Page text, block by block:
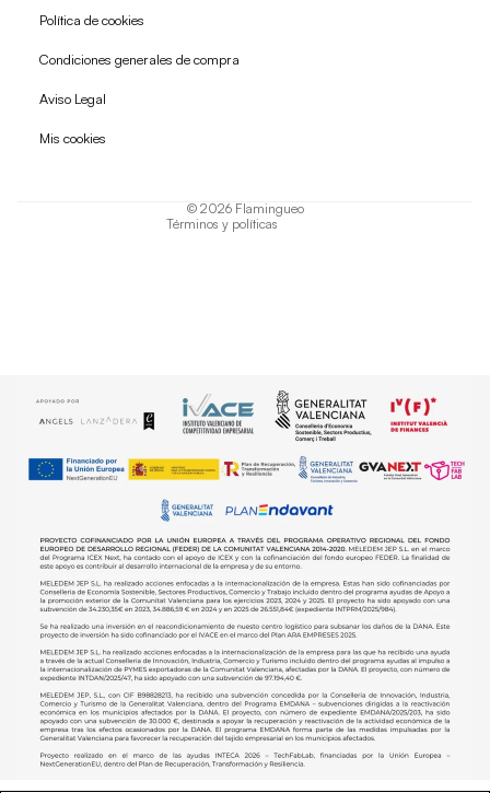
Política de cookies
Condiciones generales de compra
Aviso Legal
Mis cookies
© 2026 Flamingueo
Términos y políticas